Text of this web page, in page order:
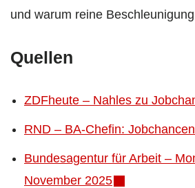
und warum reine
Quellen
ZDFheute – Nahles zu
RND – BA-Chefin:
Bundesagentur für Arbeit –
November 2025